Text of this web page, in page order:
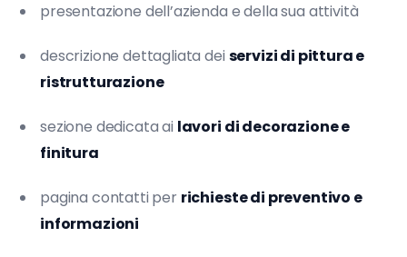
presentazione dell’azienda e della sua attività
descrizione dettagliata dei servizi di pittura e
ristrutturazione
sezione dedicata ai lavori di decorazione e
finitura
pagina contatti per richieste di preventivo e
informazioni